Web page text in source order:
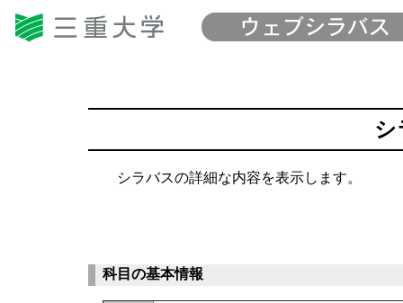
シ
シラバスの詳細な内容を表示します。
科目の基本情報